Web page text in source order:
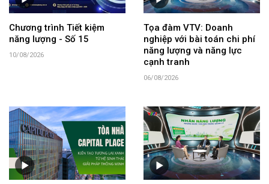
Chương trình Tiết kiệm
năng lượng - Số 15
10/08/2026
Tọa đàm VTV: Doanh
nghiệp với bài toán chi phí
năng lượng và năng lực
cạnh tranh
06/08/2026